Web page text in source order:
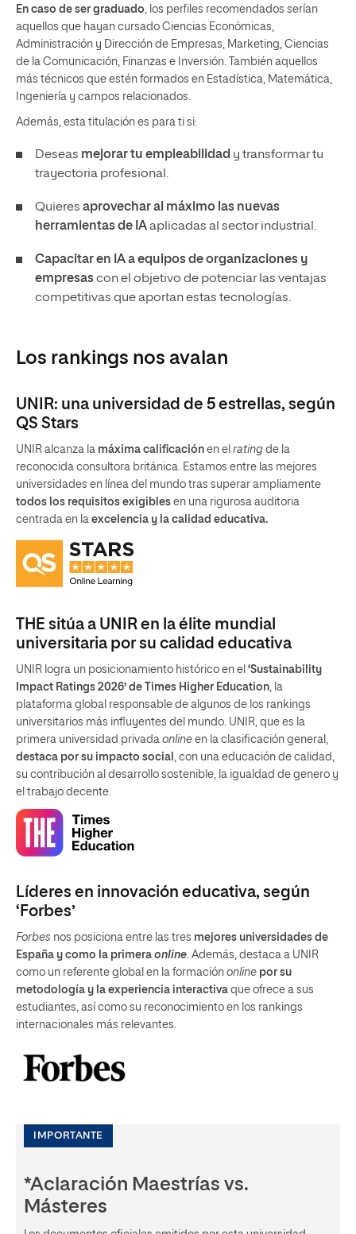
En caso de ser graduado, los perfiles recomendados serían
aquellos que hayan cursado Ciencias Económicas,
Administración y Dirección de Empresas, Marketing, Ciencias
de la Comunicación, Finanzas e Inversión. También aquellos
más técnicos que estén formados en Estadística, Matemática,
Ingeniería y campos relacionados.
Además, esta titulación es para ti si:
Deseas mejorar tu empleabilidad y transformar tu
trayectoria profesional.
Quieres aprovechar al máximo las nuevas
herramientas de IAaplicadas al sector industrial.
Capacitar en IA a equipos de organizaciones y
empresascon el objetivo de potenciar las ventajas
competitivas que aportan estas tecnologías.
Los rankings nos avalan
UNIR: una universidad de 5 estrellas, según
QS Stars
UNIR alcanza la máxima calificación en el rating de la
reconocida consultora británica. Estamos entre las mejores
universidades en línea del mundo tras superar ampliamente
todos los requisitos exigibles en una rigurosa auditoria
centrada en la excelencia y la calidad educativa.
THE sitúa a UNIR en la élite mundial
universitaria por su calidad educativa
UNIR logra un posicionamiento histórico en el ‘Sustainability
Impact Ratings 2026’ de Times Higher Education, la
plataforma global responsable de algunos de los rankings
universitarios más influyentes del mundo. UNIR, que es la
primera universidad privada online en la clasificación general,
destaca por su impacto social , con una educación de calidad,
su contribución al desarrollo sostenible, la igualdad de genero y
el trabajo decente.
Líderes en innovación educativa, según
‘Forbes’
Forbes nos posiciona entre las tres mejores universidades de
España y como la primera online . Además, destaca a UNIR
como un referente global en la formación online por su
metodología y la experiencia interactiva que ofrece a sus
estudiantes, así como su reconocimiento en los rankings
internacionales más relevantes.
IMPORTANTE
*Aclaración Maestrías vs.
Másteres